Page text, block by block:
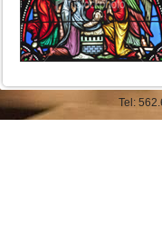
Tel: